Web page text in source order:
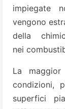
impiegate
vengono
della
nei
La
condizioni,
superfici